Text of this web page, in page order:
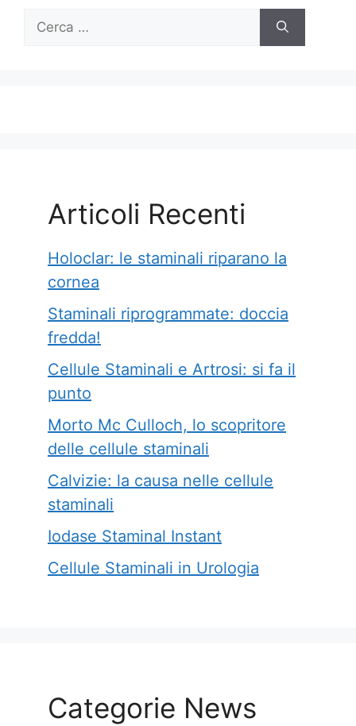
Ricerca
Articoli Recenti
Holoclar: le staminali riparano la
cornea
Staminali riprogrammate: doccia
fredda!
Cellule Staminali e Artrosi: si fa il
punto
Morto Mc Culloch, lo scopritore
delle cellule staminali
Calvizie: la causa nelle cellule
staminali
Iodase Staminal Instant
Cellule Staminali in Urologia
Categorie News